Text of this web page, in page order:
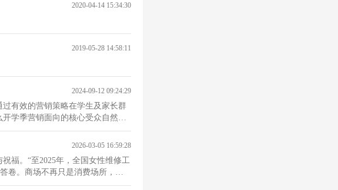
2020-04-14 15:34:30
2019-05-28 14:58:11
2024-09-12 09:24:29
有效的营销策略在学生及家长群
学季营销面向的核心受众自然是
2026-03-05 16:59:28
福。“至2025年，全国女性维修工
卷。商场不再只是消费场所，而